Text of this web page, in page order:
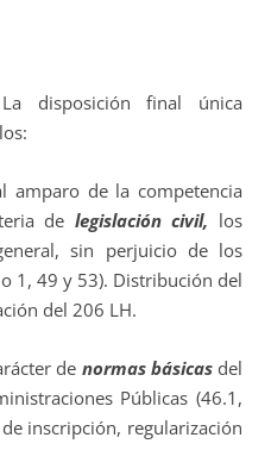
disposición final única
de la competencia
de legislación civil, los
sin perjuicio de los
1, 49 y 53). Distribución del
del 206 LH.
de normas básicasdel
Públicas (46.1,
inscripción, regularización